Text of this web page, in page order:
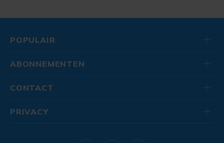
POPULAIR
ABONNEMENTEN
CONTACT
PRIVACY